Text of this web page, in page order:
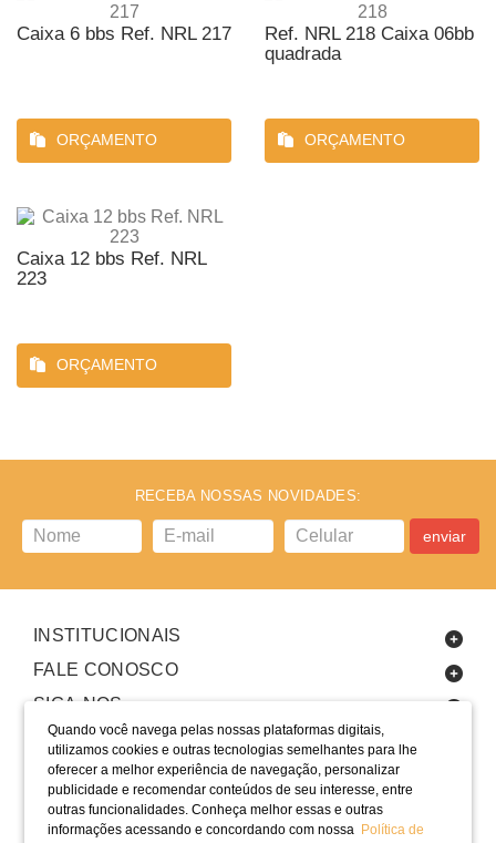
Quando você navega pelas nossas plataformas digitais,
utilizamos cookies e outras tecnologias semelhantes para lhe
oferecer a melhor experiência de navegação, personalizar
publicidade e recomendar conteúdos de seu interesse, entre
outras funcionalidades. Conheça melhor essas e outras
informações acessando e concordando com nossa Política de
Caixa 6 bbs Ref. NRL 217
ORÇAMENTO
Ref. NRL 218 Caixa 06bb
quadrada
ORÇAMENTO
Caixa 12 bbs Ref. NRL
223
ORÇAMENTO
RECEBA NOSSAS NOVIDADES:
enviar
INSTITUCIONAIS
FALE CONOSCO
SIGA-NOS